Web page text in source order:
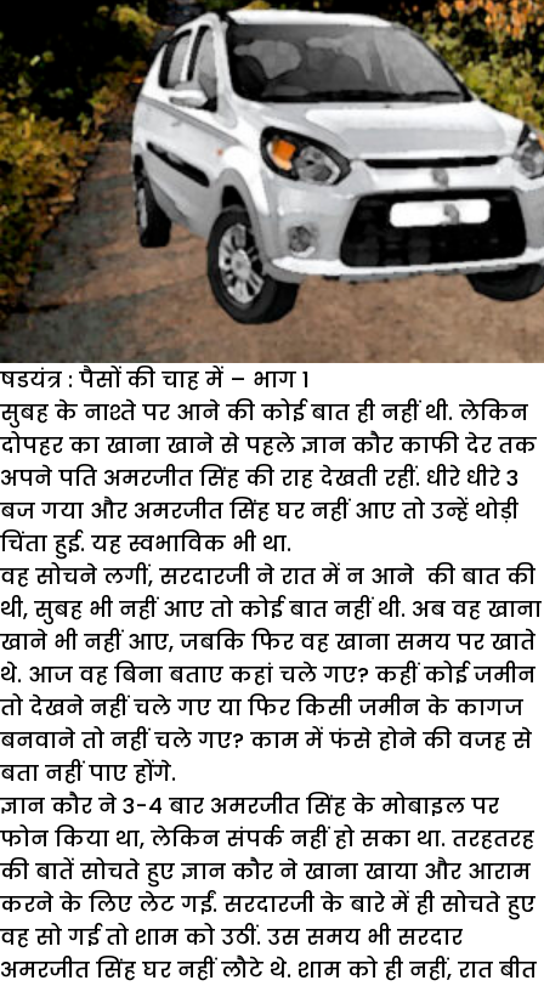
षडयंत्र : पैसों की चाह में – भाग 1
सुबह के नाश्ते पर आने की कोई बात ही नहीं थी. लेकिन
दोपहर का खाना खाने से पहले ज्ञान कौर काफी देर तक
अपने पति अमरजीत सिंह की राह देखती रहीं. धीरे धीरे 3
बज गया और अमरजीत सिंह घर नहीं आए तो उन्हें थोड़ी
चिंता हुई. यह स्वभाविक भी था.
वह सोचने लगीं, सरदारजी ने रात में न आने की बात की
थी, सुबह भी नहीं आए तो कोई बात नहीं थी. अब वह खाना
खाने भी नहीं आए, जबकि फिर वह खाना समय पर खाते
थे. आज वह बिना बताए कहां चले गए? कहीं कोई जमीन
तो देखने नहीं चले गए या फिर किसी जमीन के कागज
बनवाने तो नहीं चले गए? काम में फंसे होने की वजह से
बता नहीं पाए होंगे.
ज्ञान कौर ने 3-4 बार अमरजीत सिंह के मोबाइल पर
फोन किया था, लेकिन संपर्क नहीं हो सका था. तरहतरह
की बातें सोचते हुए ज्ञान कौर ने खाना खाया और आराम
करने के लिए लेट गईं. सरदारजी के बारे में ही सोचते हुए
वह सो गई तो शाम को उठीं. उस समय भी सरदार
अमरजीत सिंह घर नहीं लौटे थे. शाम को ही नहीं, रात बीत